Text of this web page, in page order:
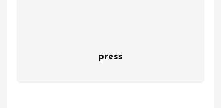
press